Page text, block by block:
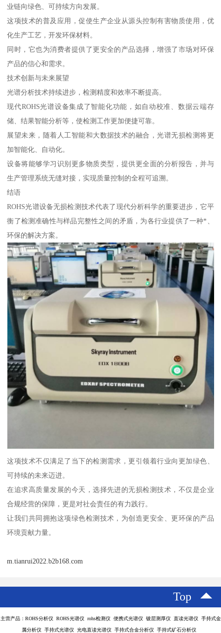
业链向绿色、可持续方向发展。
这项技术的普及应用，促使生产企业从源头控制有害物质使用，优
化生产工艺，开发环保材料。
同时，它也为消费者提供了更安全的产品选择，增强了市场对环保
产品的信心和需求。
技术创新与未来展望
光谱分析技术持续进步，检测精度和效率不断提高。
现代ROHS光谱设备集成了智能化功能，如自动校准、数据云端存
储、结果智能分析等，使检测工作更加便捷可靠。
展望未来，随着人工智能和大数据技术的融合，光谱无损检测将更
加智能化、自动化。
设备将能够学习识别更多物质类型，提供更全面的分析报告，并与
生产管理系统无缝对接，实现质量控制的全程可追溯。
结语
ROHS光谱设备无损检测技术代表了现代分析科学的重要进步，它平
衡了检测准确性与样品完整性之间的矛盾，为各行业提供了一种*、
环保的解决方案。
这项技术不仅满足了当下的检测需求，更引领着行业向更加绿色、
可持续的未来迈进。
在追求高质量发展的今天，选择先进的无损检测技术，不仅是企业
合规经营的保障，更是对社会责任的有力践行。
让我们共同拥抱这项绿色检测技术，为创造更安全、更环保的产品
环境贡献力量。
m.tianrui2022.b2b168.com
Top
主营产品：ROHS分析仪 ROHS光谱仪 rohs检测仪 便携式光谱仪 镀层测厚仪 直读光谱仪 手持式金
属分析仪 手持式光谱仪 光电直读光谱仪 手持式合金分析仪 手持式矿石分析仪